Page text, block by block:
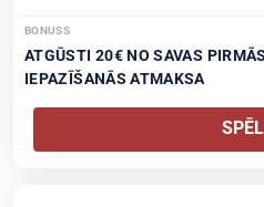
BONUSS
ATGŪSTI 20€ NO SAVAS
IEPAZĪŠANĀS ATMAKSA